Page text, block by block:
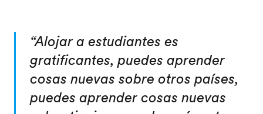
“Alojar a estudiantes es
gratificantes, puedes aprender
cosas nuevas sobre otros países,
puedes aprender cosas nuevas